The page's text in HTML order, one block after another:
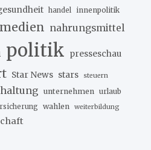
handel innenpolitik
medien nahrungsmittel
politik presseschau
Star News stars steuern
unternehmen urlaub
wahlen weiterbildung